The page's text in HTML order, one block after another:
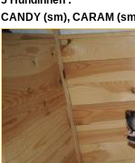
CANDY (sm), CARAM